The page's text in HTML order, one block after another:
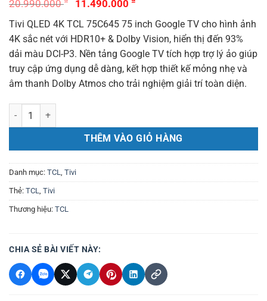
20.990.000
gốc
là:
20.990.000 ₫.
11.490.000
hiện
tại
là:
11.490.000 ₫.
Tivi QLED 4K TCL 75C645 75 inch Google TV cho hình ảnh
4K sắc nét với HDR10+ & Dolby Vision, hiển thị đến 93%
dải màu DCI-P3. Nền tảng Google TV tích hợp trợ lý ảo giúp
truy cập ứng dụng dễ dàng, kết hợp thiết kế mỏng nhẹ và
âm thanh Dolby Atmos cho trải nghiệm giải trí toàn diện.
QLED Tivi 4K TCL 65C645 65 inch Google TV số lượng
THÊM VÀO GIỎ HÀNG
Danh mục: TCL Tivi
Thẻ: TCL Tivi
Thương hiệu: TCL
CHIA SẺ BÀI VIẾT NÀY: